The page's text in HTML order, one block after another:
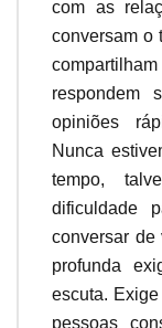
com as
conversam o
respondem
opiniões
Nunca
tempo,
dificuldade
conversar de
profunda
escuta.
pessoas